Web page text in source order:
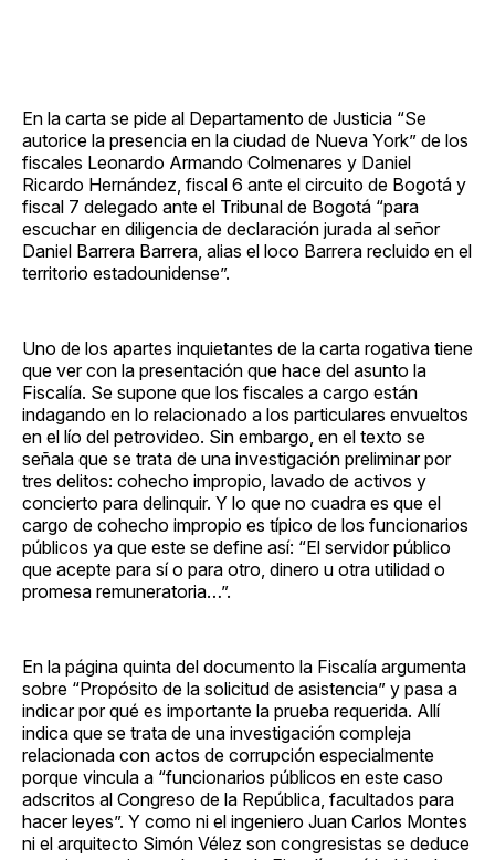
En la carta se pide al Departamento de Justicia “Se
autorice la presencia en la ciudad de Nueva York” de los
fiscales Leonardo Armando Colmenares y Daniel
Ricardo Hernández, fiscal 6 ante el circuito de Bogotá y
fiscal 7 delegado ante el Tribunal de Bogotá “para
escuchar en diligencia de declaración jurada al señor
Daniel Barrera Barrera, alias el loco Barrera recluido en el
territorio estadounidense”.
Uno de los apartes inquietantes de la carta rogativa tiene
que ver con la presentación que hace del asunto la
Fiscalía. Se supone que los fiscales a cargo están
indagando en lo relacionado a los particulares envueltos
en el lío del petrovideo. Sin embargo, en el texto se
señala que se trata de una investigación preliminar por
tres delitos: cohecho impropio, lavado de activos y
concierto para delinquir. Y lo que no cuadra es que el
cargo de cohecho impropio es típico de los funcionarios
públicos ya que este se define así: “El servidor público
que acepte para sí o para otro, dinero u otra utilidad o
promesa remuneratoria…”.
En la página quinta del documento la Fiscalía argumenta
sobre “Propósito de la solicitud de asistencia” y pasa a
indicar por qué es importante la prueba requerida. Allí
indica que se trata de una investigación compleja
relacionada con actos de corrupción especialmente
porque vincula a “funcionarios públicos en este caso
adscritos al Congreso de la República, facultados para
hacer leyes”. Y como ni el ingeniero Juan Carlos Montes
ni el arquitecto Simón Vélez son congresistas se deduce